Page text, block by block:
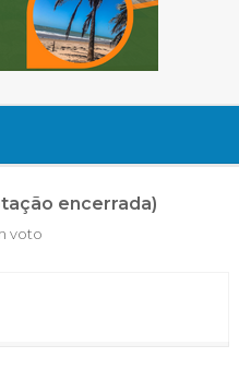
encerrada)
voto